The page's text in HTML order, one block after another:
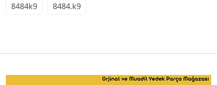
8484k9 8484.k9